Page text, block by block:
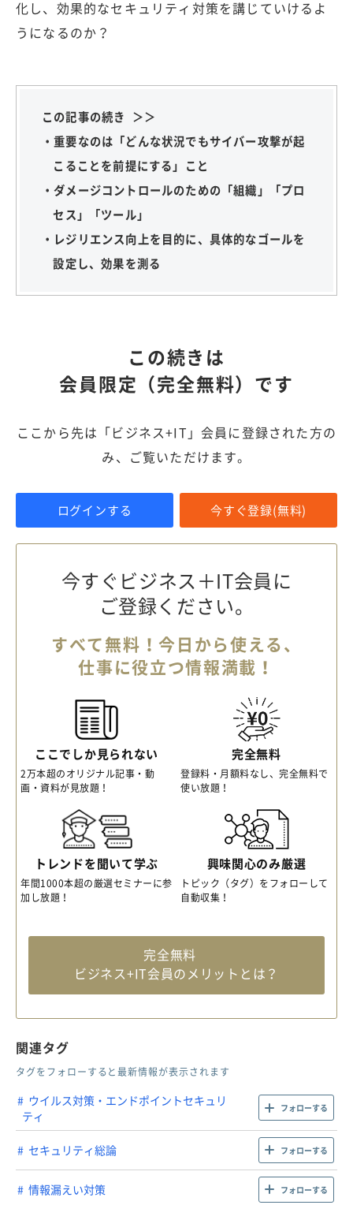
化し、効果的なセキュリティ対策を講じていけるよ
うになるのか？
この記事の続き ＞＞
・重要なのは「どんな状況でもサイバー攻撃が起
こることを前提にする」こと
・ダメージコントロールのための「組織」「プロ
セス」「ツール」
・レジリエンス向上を目的に、具体的なゴールを
設定し、効果を測る
この続きは
会員限定（完全無料）です
ここから先は「ビジネス+IT」会員に登録された方の
み、ご覧いただけます。
ログインする 今すぐ登録(無料)
今すぐビジネス＋IT会員に
ご登録ください。
すべて無料！今日から使える、
仕事に役立つ情報満載！
ここでしか見られない
2万本超のオリジナル記事・動
画・資料が見放題！
完全無料
登録料・月額料なし、完全無料で
使い放題！
トレンドを聞いて学ぶ
年間1000本超の厳選セミナーに参
加し放題！
興味関心のみ厳選
トピック（タグ）をフォローして
自動収集！
完全無料
ビジネス+IT会員のメリットとは？
関連タグ
タグをフォローすると最新情報が表示されます
ウイルス対策・エンドポイントセキュリ
ティ
フォローする
セキュリティ総論 フォローする
情報漏えい対策 フォローする